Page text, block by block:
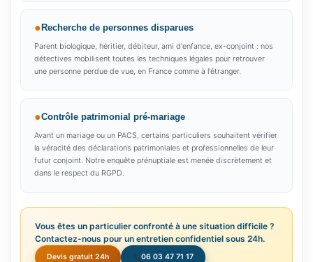
Recherche de personnes disparues
Parent biologique, héritier, débiteur, ami d'enfance, ex-conjoint : nos
détectives mobilisent toutes les techniques légales pour retrouver
une personne perdue de vue, en France comme à l'étranger.
Contrôle patrimonial pré-mariage
Avant un mariage ou un PACS, certains particuliers souhaitent vérifier
la véracité des déclarations patrimoniales et professionnelles de leur
futur conjoint. Notre enquête prénuptiale est menée discrètement et
dans le respect du RGPD.
Vous êtes un particulier confronté à une situation difficile ?
Contactez-nous pour un entretien confidentiel sous 24h.
Devis gratuit 24h 06 03 47 71 17